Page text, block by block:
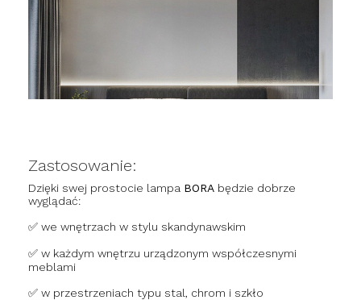
Zastosowanie:
Dzięki swej prostocie lampa BORA będzie dobrze
wyglądać:
✅ we wnętrzach w stylu skandynawskim
✅ w każdym wnętrzu urządzonym współczesnymi
meblami
✅ w przestrzeniach typu stal, chrom i szkło